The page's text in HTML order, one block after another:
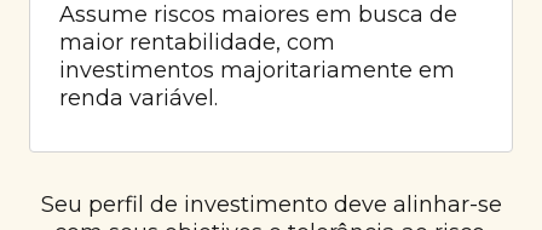
Assume riscos maiores em busca de
maior rentabilidade, com
investimentos majoritariamente em
renda variável.
Seu perfil de investimento deve alinhar-se